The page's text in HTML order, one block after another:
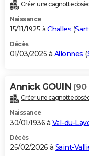
Créer une cagnotte
Naissance
15/11/1925 à Challes (
Décès
01/03/2026 à Allonnes (
Annick GOUIN (90
Créer une cagnotte
Naissance
30/01/1936 à Val-du-
Décès
26/02/2026 à Saint-